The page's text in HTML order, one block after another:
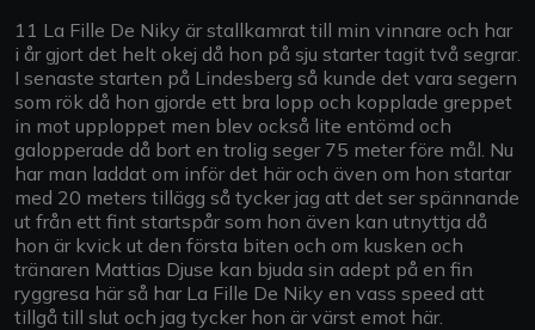
11 La Fille De Niky är stallkamrat till min vinnare och har
i år gjort det helt okej då hon på sju starter tagit två segrar.
I senaste starten på Lindesberg så kunde det vara segern
som rök då hon gjorde ett bra lopp och kopplade greppet
in mot upploppet men blev också lite entömd och
galopperade då bort en trolig seger 75 meter före mål. Nu
har man laddat om inför det här och även om hon startar
med 20 meters tillägg så tycker jag att det ser spännande
ut från ett fint startspår som hon även kan utnyttja då
hon är kvick ut den första biten och om kusken och
tränaren Mattias Djuse kan bjuda sin adept på en fin
ryggresa här så har La Fille De Niky en vass speed att
tillgå till slut och jag tycker hon är värst emot här.